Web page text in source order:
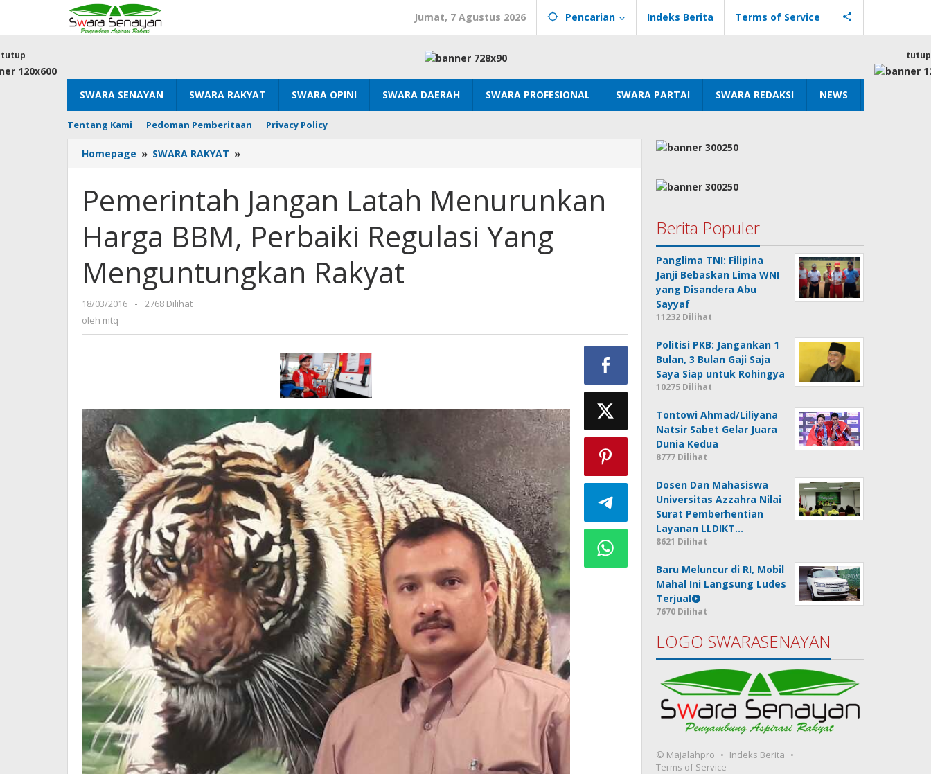
konten
Jumat, 7 Agustus 2026 Pencarian Indeks Berita Terms of Service
SWARA SENAYAN SWARA RAKYAT SWARA OPINI SWARA DAERAH SWARA PROFESIONAL SWARA PARTAI SWARA REDAKSI NEWS
Tentang Kami Pedoman Pemberitaan Privacy Policy
tutup tutup
Homepage » SWARA RAKYAT »
Jangan
Menurunkan
Harga
BBM,
Perbaiki
Yang
Menguntungkan
Pemerintah Jangan Latah Menurunkan
Harga BBM, Perbaiki Regulasi Yang
Menguntungkan Rakyat
18/03/2016
oleh
-
2768 Dilihat
oleh mtq
Berita Populer
Panglima TNI: Filipina
Janji Bebaskan Lima WNI
yang Disandera Abu
Sayyaf
11232 Dilihat
Politisi PKB: Jangankan 1
Bulan, 3 Bulan Gaji Saja
Saya Siap untuk Rohingya
10275 Dilihat
Tontowi Ahmad/Liliyana
Natsir Sabet Gelar Juara
Dunia Kedua
8777 Dilihat
Dosen Dan Mahasiswa
Universitas Azzahra Nilai
Surat Pemberhentian
Layanan LLDIKT…
8621 Dilihat
Baru Meluncur di RI, Mobil
Mahal Ini Langsung Ludes
Terjual
7670 Dilihat
LOGO SWARASENAYAN
© Majalahpro
Indeks Berita
Terms of Service